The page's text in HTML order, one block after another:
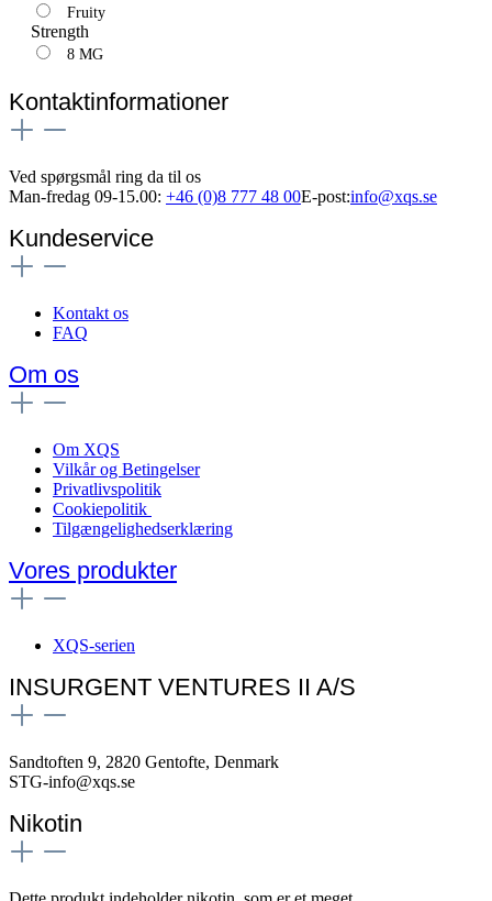
Fruity
Strength
8 MG
Kontaktinformationer
Ved spørgsmål ring da til os
Man-fredag 09-15.00: +46 (0)8 777 48 00E-post:info@xqs.se
Kundeservice
Kontakt os
FAQ
Om os
Om XQS
Vilkår og Betingelser
Privatlivspolitik
Cookiepolitik
Tilgængelighedserklæring
Vores produkter
XQS-serien
INSURGENT VENTURES II A/S
Sandtoften 9, 2820 Gentofte, Denmark
STG-info@xqs.se
Nikotin